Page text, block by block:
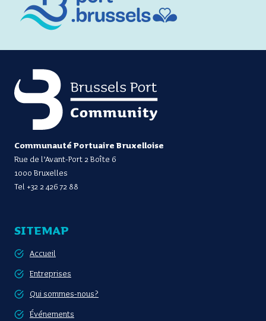
Communauté Portuaire Bruxelloise
Rue de l’Avant-Port 2 Boîte 6
1000 Bruxelles
Tel +32 2 426 72 88
SITEMAP
Accueil
Entreprises
Qui sommes-nous?
Événements